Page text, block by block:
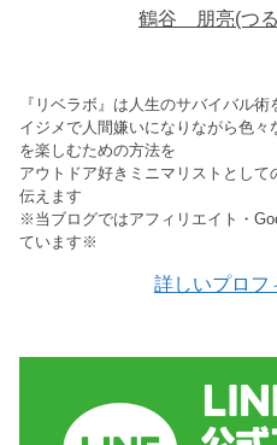
鶴谷 朋亮(つ
『リベラボ』は人生のサバイバル
イジメで人間嫌いになりながら色
を楽しむための方法を
アウトドア好きミニマリストとし
伝えます
※当ブログではアフィリエイト・
ています※
詳しいプロフ